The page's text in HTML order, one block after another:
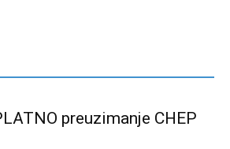
preuzimanje CHEP